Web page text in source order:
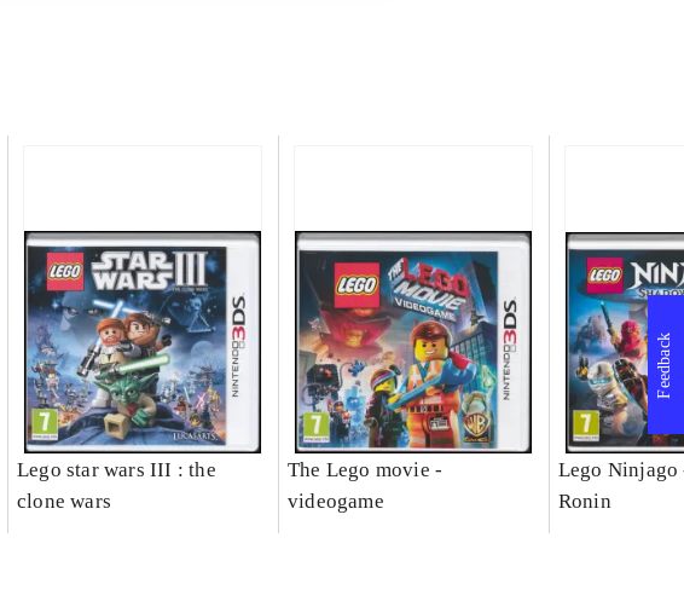
Lego star wars III : the
clone wars
The Lego movie -
videogame
Lego Ninjago
Ronin
Feedback